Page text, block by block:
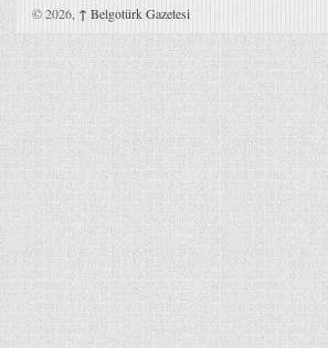
© 2026, ↑ Belgotürk Gazetesi